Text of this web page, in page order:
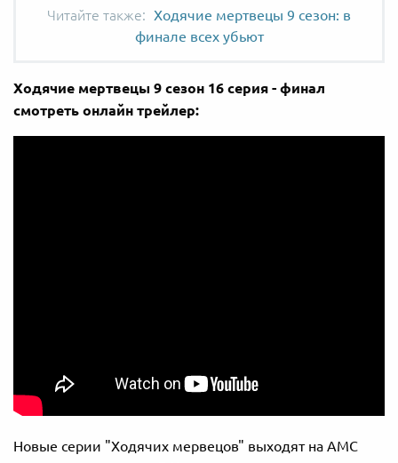
Ходячие мертвецы 9 сезон: в
финале всех убьют
Ходячие мертвецы 9 сезон 16 серия - финал
смотреть онлайн трейлер:
Новые серии "Ходячих мервецов" выходят на АМС